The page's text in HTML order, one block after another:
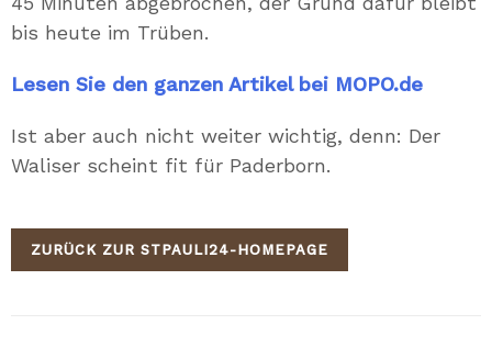
bis heute im Trüben.
Lesen Sie den ganzen Artikel bei MOPO.de
Ist aber auch nicht weiter wichtig, denn: Der
Waliser scheint fit für Paderborn.
ZURÜCK ZUR STPAULI24-HOMEPAGE